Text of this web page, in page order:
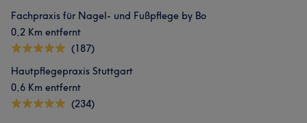
Fachpraxis für Nagel- und Fußpflege by Bo
0,2 Km entfernt
(187)
Hautpflegepraxis Stuttgart
0,6 Km entfernt
(234)